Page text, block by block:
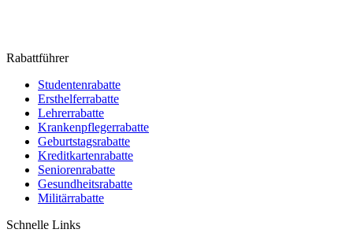
Rabattführer
Studentenrabatte
Ersthelferrabatte
Lehrerrabatte
Krankenpflegerrabatte
Geburtstagsrabatte
Kreditkartenrabatte
Seniorenrabatte
Gesundheitsrabatte
Militärrabatte
Schnelle Links